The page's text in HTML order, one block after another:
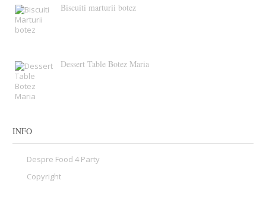
Biscuiti marturii botez
Dessert Table Botez Maria
INFO
Despre Food 4 Party
Copyright